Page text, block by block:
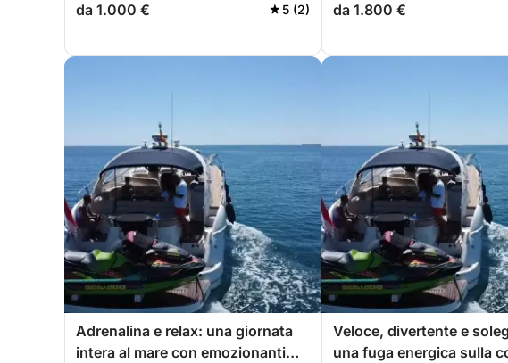
da 1.000 € 5 (2) da 1.800 €
Adrenalina e relax: una giornata
intera al mare con emozionanti
Veloce, divertente e
una fuga energica sulla